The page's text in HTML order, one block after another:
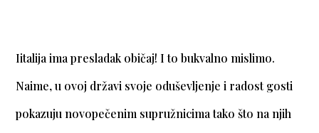
Iitalija ima presladak običaj! I to bukvalno mislimo.
Naime, u ovoj državi svoje oduševljenje i radost gosti
pokazuju novopečenim supružnicima tako što na njih